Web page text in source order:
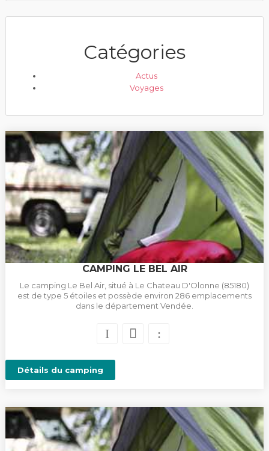
Catégories
Actus
Voyages
CAMPING LE BEL AIR
Le camping Le Bel Air, situé à Le Chateau D'Olonne (85180)
est de type 5 étoiles et possède environ 286 emplacements
dans le département Vendée.
Détails du camping